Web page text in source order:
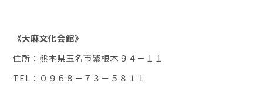
《大麻文化会館》
住所：熊本県玉名市繁根木９４－１１
TEL：０９６８－７３－５８１１